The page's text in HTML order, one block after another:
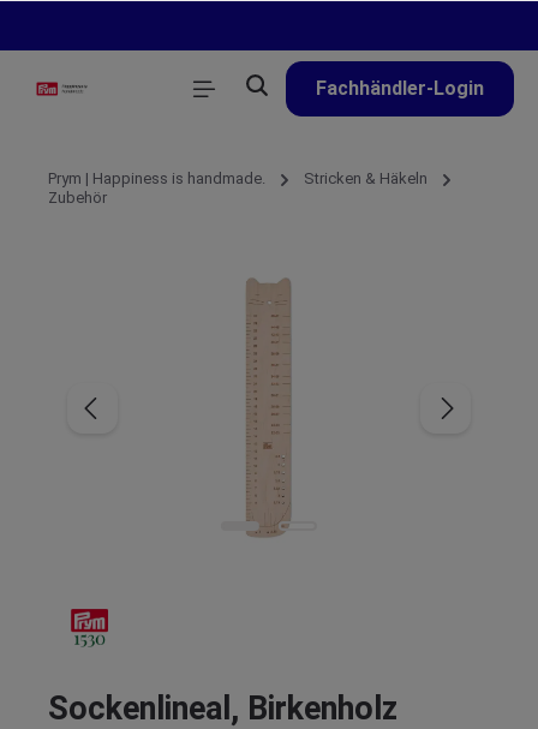
Fachhändler-Login
Prym | Happiness is handmade.
Stricken & Häkeln
Zubehör
Sockenlineal, Birkenholz